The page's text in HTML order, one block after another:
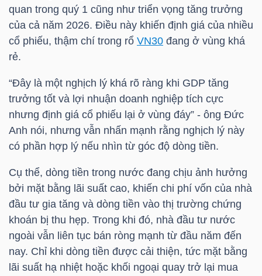
quan trong quý 1 cũng như triển vọng tăng trưởng
của cả năm 2026. Điều này khiến định giá của nhiều
cổ phiếu, thậm chí trong rổ VN30 đang ở vùng khá
rẻ.
“Đây là một nghịch lý khá rõ ràng khi GDP tăng
trưởng tốt và lợi nhuận doanh nghiệp tích cực
nhưng định giá cổ phiếu lại ở vùng đáy” - ông Đức
Anh nói, nhưng vẫn nhấn mạnh rằng nghịch lý này
có phần hợp lý nếu nhìn từ góc độ dòng tiền.
Cụ thể, dòng tiền trong nước đang chịu ảnh hưởng
bởi mặt bằng lãi suất cao, khiến chi phí vốn của nhà
đầu tư gia tăng và dòng tiền vào thị trường chứng
khoán bị thu hẹp. Trong khi đó, nhà đầu tư nước
ngoài vẫn liên tục bán ròng mạnh từ đầu năm đến
nay. Chỉ khi dòng tiền được cải thiện, tức mặt bằng
lãi suất hạ nhiệt hoặc khối ngoại quay trở lại mua
DOANH
CỔ
PHIẾU
PHÁI
TRÁI
PHIẾU